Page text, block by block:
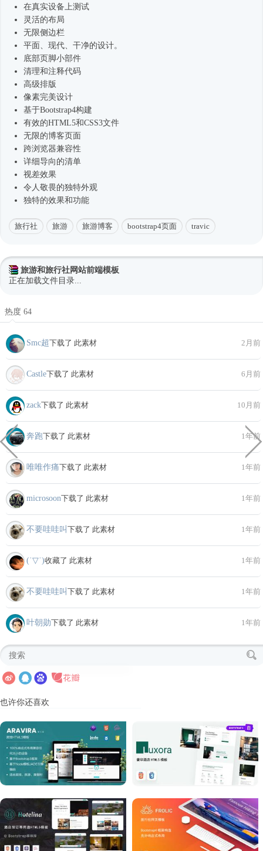
在真实设备上测试
灵活的布局
无限侧边栏
平面、现代、干净的设计。
底部页脚小部件
清理和注释代码
高级排版
像素完美设计
基于Bootstrap4构建
有效的HTML5和CSS3文件
无限的博客页面
跨浏览器兼容性
详细导向的清单
视差效果
令人敬畏的独特外观
独特的效果和功能
旅行社 旅游 旅游博客 bootstrap4页面 travic
旅游和旅行社网站前端模板
正在加载文件目录...
热度 64
Smc超下载了 此素材 2月前
Castle下载了 此素材 6月前
zack下载了 此素材 10月前
奔跑下载了 此素材 1年前
唯唯作痛下载了 此素材 1年前
microsoon下载了 此素材 1年前
不要哇哇叫 下载了 此素材 1年前
(˙▽˙)收藏了 此素材 1年前
不要哇哇叫 下载了 此素材 1年前
叶朝勋下载了 此素材 1年前
也许你还喜欢